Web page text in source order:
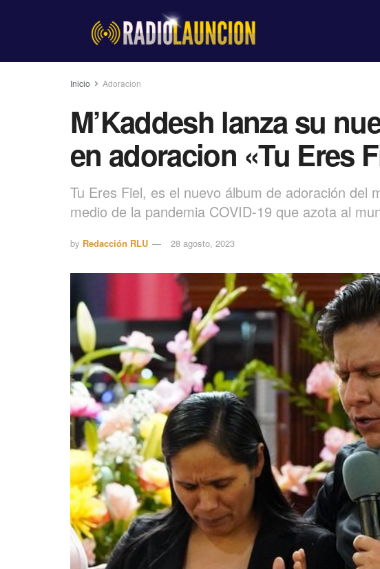
Inicio Adoracion
M’Kaddesh lanza su
en adoracion «Tu Eres
Tu Eres Fiel, es el nuevo álbum de adoración del
medio de la pandemia COVID-19 que azota al
by Redacción RLU 28 agosto, 2023